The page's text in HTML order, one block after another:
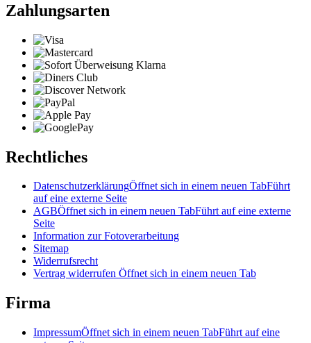
Zahlungsarten
Rechtliches
DatenschutzerklärungÖffnet sich in einem neuen TabFührt
auf eine externe Seite
AGBÖffnet sich in einem neuen TabFührt auf eine externe
Seite
Information zur Fotoverarbeitung
Sitemap
Widerrufsrecht
Vertrag widerrufen Öffnet sich in einem neuen Tab
Firma
ImpressumÖffnet sich in einem neuen TabFührt auf eine